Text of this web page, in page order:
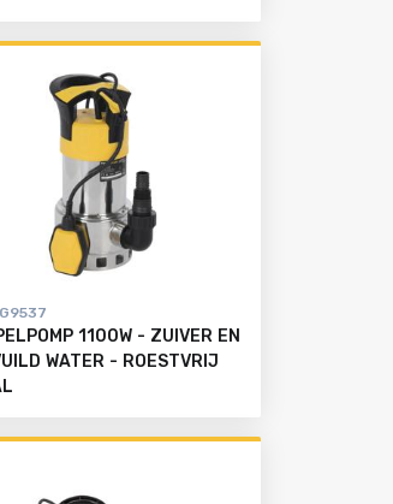
1100W - ZUIVER EN
WATER - ROESTVRIJ